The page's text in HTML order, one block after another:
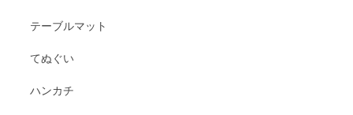
テーブルマット
てぬぐい
ハンカチ